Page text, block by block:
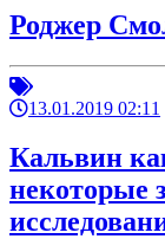
Роджер
13.01.2019 02:11
Кальвин
некоторые